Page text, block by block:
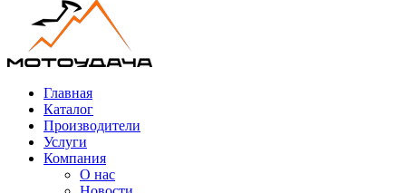
Главная
Каталог
Производители
Услуги
Компания
О нас